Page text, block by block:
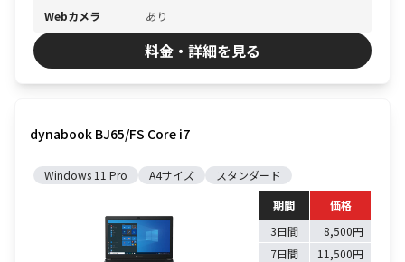
Webカメラ
あり
料金・詳細を見る
dynabook BJ65/FS Core i7
Windows 11 Pro A4サイズ
スタンダード
期間
価格
3日間
8,500円
7日間
11,500円